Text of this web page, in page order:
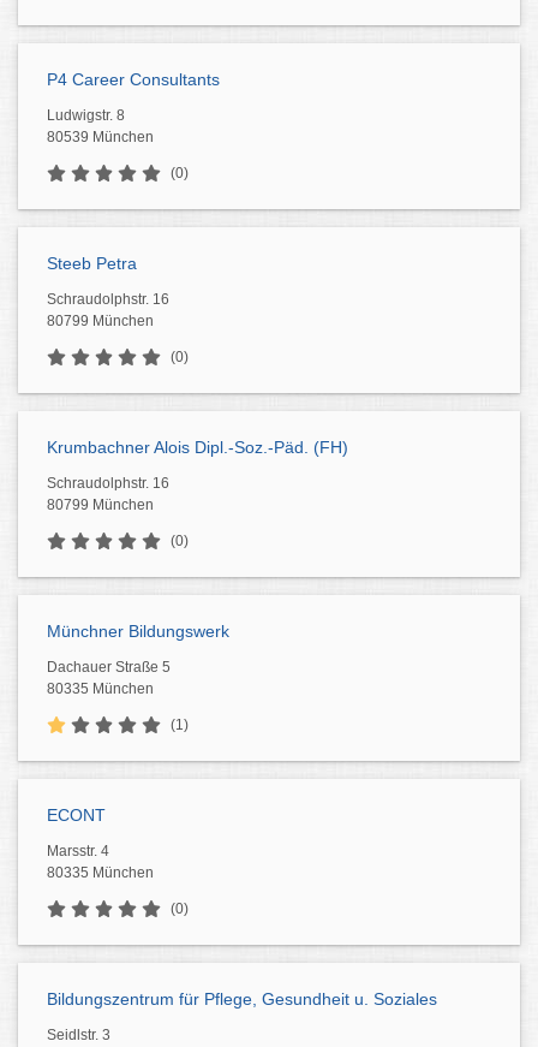
P4 Career Consultants
Ludwigstr. 8
80539 München
(0)
Steeb Petra
Schraudolphstr. 16
80799 München
(0)
Krumbachner Alois Dipl.-Soz.-Päd. (FH)
Schraudolphstr. 16
80799 München
(0)
Münchner Bildungswerk
Dachauer Straße 5
80335 München
(1)
ECONT
Marsstr. 4
80335 München
(0)
Bildungszentrum für Pflege, Gesundheit u. Soziales
Seidlstr. 3